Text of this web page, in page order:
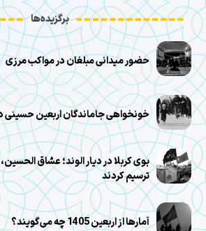
برگزیده‌ها
حضور میدانی مبلغان در مواکب مرزی
خونخواهی جاماندگان اربعین حسینی
بوی کربلا در دیار الوند؛ عشاق
ترسیم کردند
آمارها از اربعین 1405 چه می‌گویند؟